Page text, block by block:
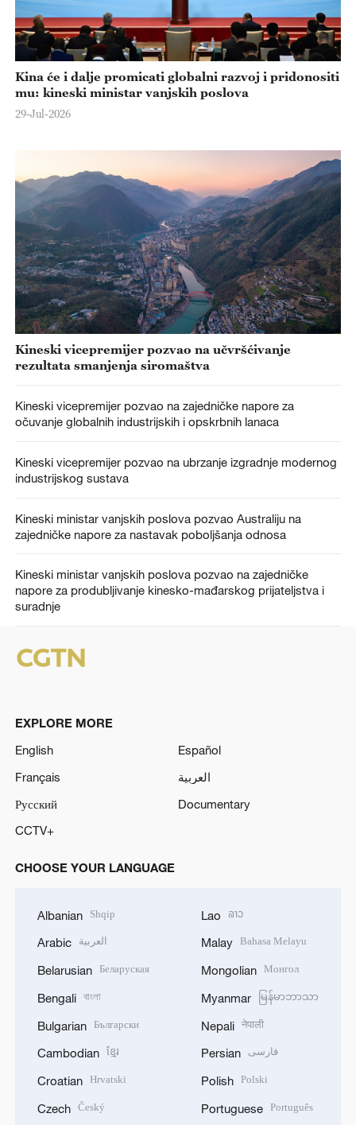
Kina će i dalje promicati globalni razvoj i pridonositi
mu: kineski ministar vanjskih poslova
29-Jul-2026
Kineski vicepremijer pozvao na učvršćivanje
rezultata smanjenja siromaštva
Kineski vicepremijer pozvao na zajedničke napore za
očuvanje globalnih industrijskih i opskrbnih lanaca
Kineski vicepremijer pozvao na ubrzanje izgradnje modernog
industrijskog sustava
Kineski ministar vanjskih poslova pozvao Australiju na
zajedničke napore za nastavak poboljšanja odnosa
Kineski ministar vanjskih poslova pozvao na zajedničke
napore za produbljivanje kinesko-mađarskog prijateljstva i
suradnje
EXPLORE MORE
English
Español
Français
العربية
Русский
Documentary
CCTV+
CHOOSE YOUR LANGUAGE
Albanian Shqip
Arabic العربية
Belarusian Беларуская
Bengali বাংলা
Bulgarian Български
Cambodian ខ្មែរ
Croatian Hrvatski
Czech Český
Lao ລາວ
Malay Bahasa Melayu
Mongolian Монгол
Myanmar မြန်မာဘာသာ
Nepali नेपाली
Persian فارسی
Polish Polski
Portuguese Português